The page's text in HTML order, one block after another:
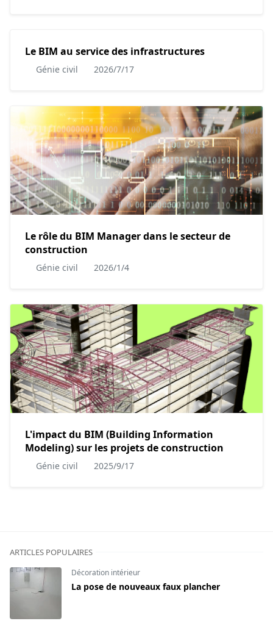
Le BIM au service des infrastructures
Génie civil 2026/7/17
Le rôle du BIM Manager dans le secteur de
construction
Génie civil 2026/1/4
L'impact du BIM (Building Information
Modeling) sur les projets de construction
Génie civil 2025/9/17
ARTICLES POPULAIRES
Décoration intérieur
La pose de nouveaux faux plancher